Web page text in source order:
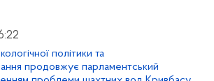
політики та
продовжує парламентський